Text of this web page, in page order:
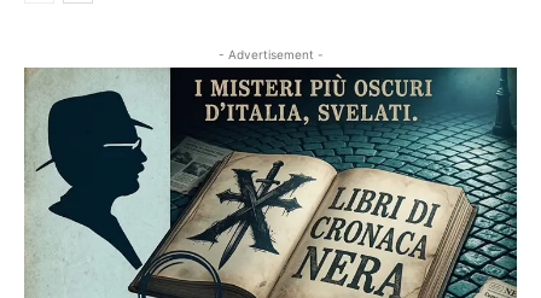
- Advertisement -